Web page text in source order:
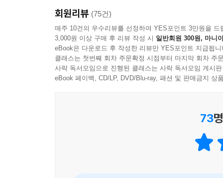
회원리뷰 (75건)
매주 10건의 우수리뷰를 선정하여 YES포인트 3만원을 드
3,000원 이상 구매 후 리뷰 작성 시 일반회원 300원, 마니
eBook은 다운로드 후 작성한 리뷰만 YES포인트 지급됩니
클래스는 첫번째 회차 주문확정 시점부터 마지막 회차 주
사락 독서모임으로 진행된 클래스는 사락 독서모임 게시
eBook 페이백, CD/LP, DVD/Blu-ray, 패션 및 판매금지 상
73